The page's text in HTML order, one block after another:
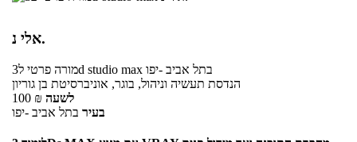
אלי נ.
מורה פרטיל3d studio max בתל אביב -יפו
הנדסת תעשיה וניהול, בוגר, אוניברסיטת בן גוריון
100 ₪ לשעה
בעיר בתל אביב -יפו